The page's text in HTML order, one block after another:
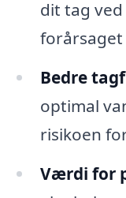
dit tag
forårsaget
Bedre
optimal
risikoen
Værdi for